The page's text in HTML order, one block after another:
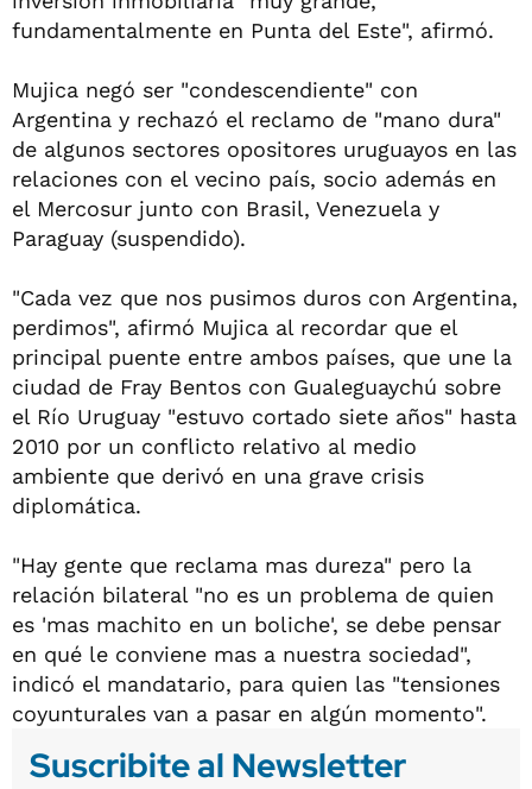
fundamentalmente en Punta del Este", afirmó.
Mujica negó ser "condescendiente" con
Argentina y rechazó el reclamo de "mano dura"
de algunos sectores opositores uruguayos en las
relaciones con el vecino país, socio además en
el Mercosur junto con Brasil, Venezuela y
Paraguay (suspendido).
"Cada vez que nos pusimos duros con Argentina,
perdimos", afirmó Mujica al recordar que el
principal puente entre ambos países, que une la
ciudad de Fray Bentos con Gualeguaychú sobre
el Río Uruguay "estuvo cortado siete años" hasta
2010 por un conflicto relativo al medio
ambiente que derivó en una grave crisis
diplomática.
"Hay gente que reclama mas dureza" pero la
relación bilateral "no es un problema de quien
es 'mas machito en un boliche', se debe pensar
en qué le conviene mas a nuestra sociedad",
indicó el mandatario, para quien las "tensiones
coyunturales van a pasar en algún momento".
Suscribite al Newsletter